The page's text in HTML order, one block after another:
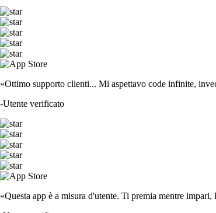
«Ottimo supporto clienti... Mi aspettavo code infinite,
-Utente verificato
«Questa app è a misura d'utente. Ti premia mentre